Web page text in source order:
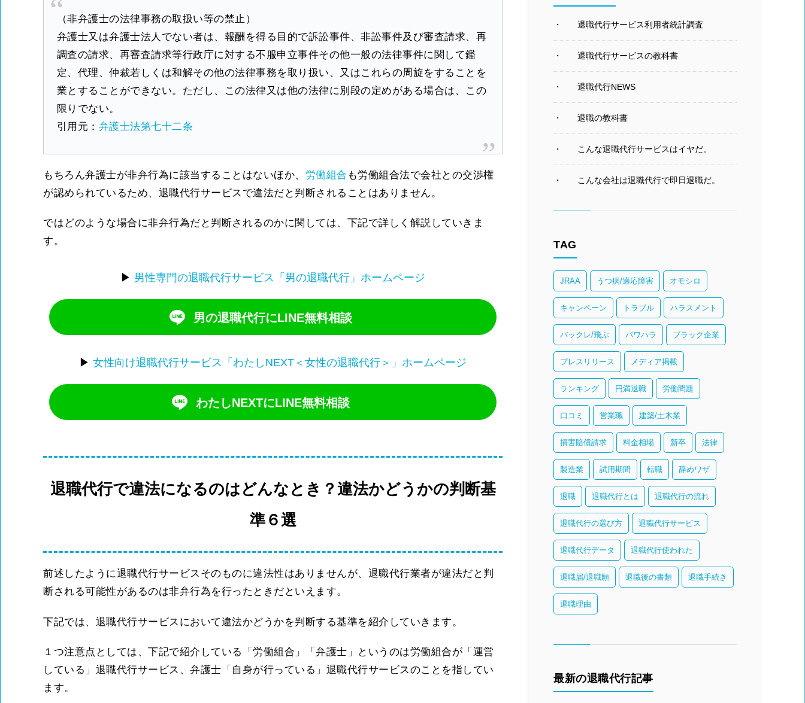
（非弁護士の法律事務の取扱い等の禁止）
弁護士又は弁護士法人でない者は、報酬を得る目的で訴訟事件、非訟事件及び審査請求、再
調査の請求、再審査請求等行政庁に対する不服申立事件その他一般の法律事件に関して鑑
定、代理、仲裁若しくは和解その他の法律事務を取り扱い、又はこれらの周旋をすることを
業とすることができない。ただし、この法律又は他の法律に別段の定めがある場合は、この
限りでない。
引用元： 弁護士法第七十二条
もちろん弁護士が非弁行為に該当することはないほか、 労働組合 も労働組合法で会社との交渉権
が認められているため、退職代行サービスで違法だと判断されることはありません。
ではどのような場合に非弁行為だと判断されるのかに関しては、下記で詳しく解説していきま
す。
▶ 男性専門の退職代行サービス「男の退職代行」ホームページ
男の退職代行にLINE無料相談
▶ 女性向け退職代行サービス「わたしNEXT＜女性の退職代行＞」ホームページ
わたしNEXTにLINE無料相談
退職代行で違法になるのはどんなとき？違法かどうかの判断基
準６選
前述したように退職代行サービスそのものに違法性はありませんが、退職代行業者が違法だと判
断される可能性があるのは非弁行為を行ったときだといえます。
下記では、退職代行サービスにおいて違法かどうかを判断する基準を紹介していきます。
１つ注意点としては、下記で紹介している「労働組合」「弁護士」というのは労働組合が「運営
している」退職代行サービス、弁護士「自身が行っている」退職代行サービスのことを指してい
ます。
退職代行サービス利用者統計調査
退職代行サービスの教科書
退職代行NEWS
退職の教科書
こんな退職代行サービスはイヤだ。
こんな会社は退職代行で即日退職だ。
TAG
JRAA うつ病/適応障害 オモシロ
キャンペーン トラブル ハラスメント
バックレ/飛ぶ パワハラ ブラック企業
プレスリリース メディア掲載
ランキング 円満退職 労働問題
口コミ 営業職 建築/土木業
損害賠償請求 料金相場 新卒 法律
製造業 試用期間 転職 辞めワザ
退職 退職代行とは 退職代行の流れ
退職代行の選び方 退職代行サービス
退職代行データ 退職代行使われた
退職届/退職願 退職後の書類 退職手続き
退職理由
最新の退職代行記事